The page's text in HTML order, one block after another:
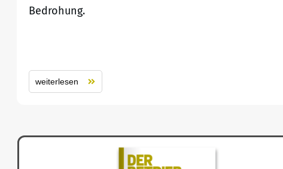
Bedrohung.
weiterlesen